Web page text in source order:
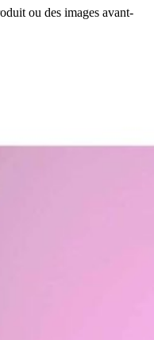
ou des images avant-